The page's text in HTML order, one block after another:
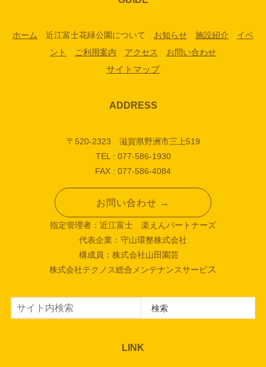
ホーム 近江富士花緑公園について お知らせ 施設紹介
イベ
ント
ご利用案内 アクセス
お問い合わせ
サイトマップ
ADDRESS
〒520-2323 滋賀県野洲市三上519
TEL : 077-586-1930
FAX : 077-586-4084
お問い合わせ →
指定管理者：近江富士 楽えんパートナーズ
代表企業：守山環整株式会社
構成員：株式会社山田園芸
株式会社テクノス総合メンテナンスサービス
検索 検索
LINK